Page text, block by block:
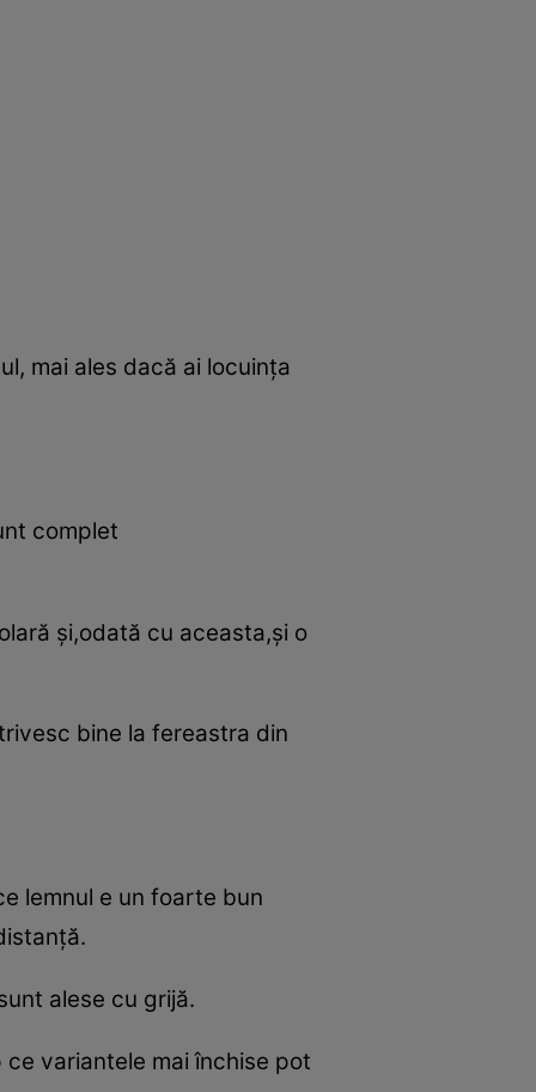
mai ales dacă ai locuinţa
complet
şi,odată cu aceasta,şi o
bine la fereastra din
lemnul e un foarte bun
alese cu grijă.
variantele mai închise pot